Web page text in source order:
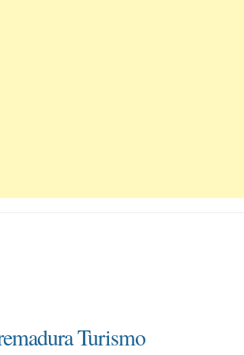
Turismo